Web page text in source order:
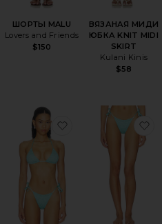
ШОРТЫ MALU
Lovers and Friends
$150
ВЯЗАНАЯ МИДИ
ЮБКА KNIT MIDI
SKIRT
Kulani Kinis
$58
избранноеПАРЕРО LATEX
избранноеТОП